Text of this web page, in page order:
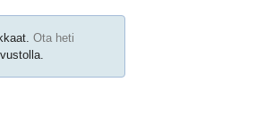
Ota heti